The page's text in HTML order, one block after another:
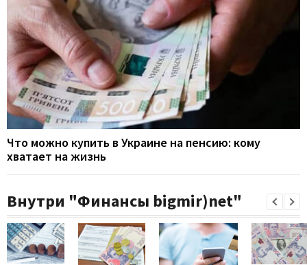
Что можно купить в Украине на пенсию: кому
хватает на жизнь
Внутри "Финансы bigmir)net"